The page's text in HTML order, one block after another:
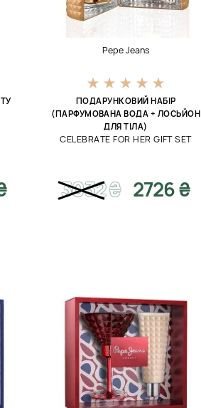
Pepe Jeans
ПОДАРУНКОВИЙ НАБІР
(ПАРФУМОВАНА ВОДА + ЛОСЬЙОН
ДЛЯ ТІЛА)
CELEBRATE FOR HER GIFT SET
3032₴ 2726 ₴